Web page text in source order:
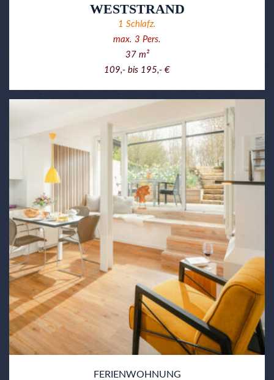
WESTSTRAND
1 Schlafz.
max. 3 Pers.
37m²
109,- bis 195,- €
FERIENWOHNUNG